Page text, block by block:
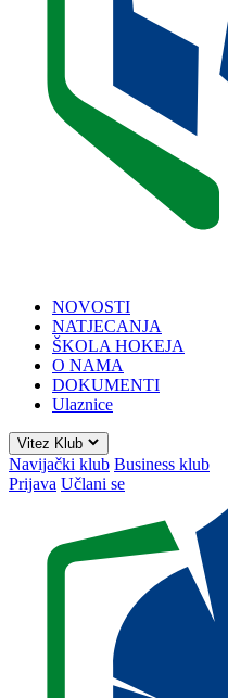
NOVOSTI
NATJECANJA
ŠKOLA HOKEJA
O NAMA
DOKUMENTI
Ulaznice
Vitez Klub
Navijački klub Business klub
Prijava Učlani se